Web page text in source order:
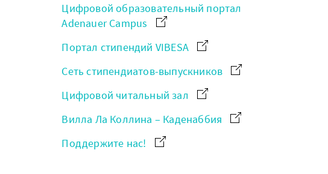
Цифровой образовательный портал
Adenauer Campus
Портал стипендий VIBESA
Сеть стипендиатов-выпускников
Цифровой читальный зал
Вилла Ла Коллина – Каденаббия
Поддержите нас!